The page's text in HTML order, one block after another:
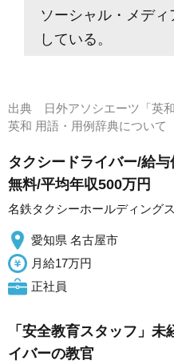
ソーシャル・メディ
している。
出典
日外アソシエーツ「英
英和 用語・用例辞典につい
タクシードライバー/給
無料/平均年収500万円
名鉄タクシーホールディング
愛知県 名古屋市
月給17万円
正社員
「安全教育スタッフ」
イバーの教官